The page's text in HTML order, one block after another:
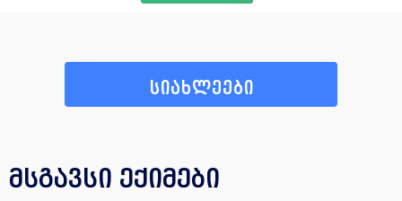
სიახლეები
მსგავსი ექიმები